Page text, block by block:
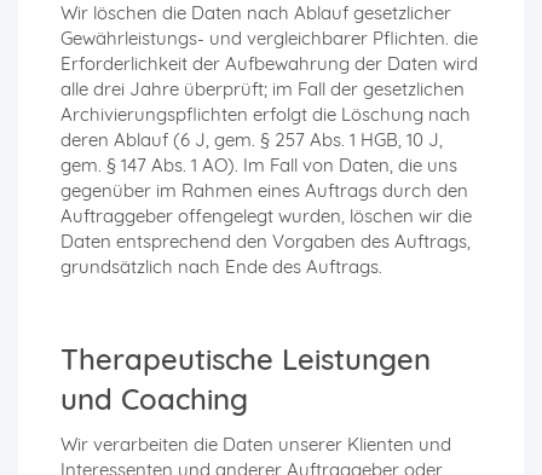
Wir löschen die Daten nach Ablauf gesetzlicher
Gewährleistungs- und vergleichbarer Pflichten. die
Erforderlichkeit der Aufbewahrung der Daten wird
alle drei Jahre überprüft; im Fall der gesetzlichen
Archivierungspflichten erfolgt die Löschung nach
deren Ablauf (6 J, gem. § 257 Abs. 1 HGB, 10 J,
gem. § 147 Abs. 1 AO). Im Fall von Daten, die uns
gegenüber im Rahmen eines Auftrags durch den
Auftraggeber offengelegt wurden, löschen wir die
Daten entsprechend den Vorgaben des Auftrags,
grundsätzlich nach Ende des Auftrags.
Therapeutische Leistungen
und Coaching
Wir verarbeiten die Daten unserer Klienten und
Interessenten und anderer Auftraggeber oder